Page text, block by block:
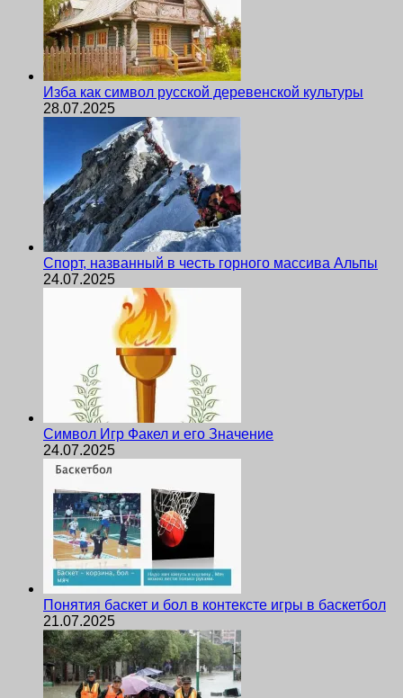
Изба как символ русской деревенской культуры
28.07.2025
Спорт, названный в честь горного массива Альпы
24.07.2025
Символ Игр Факел и его Значение
24.07.2025
Понятия баскет и бол в контексте игры в баскетбол
21.07.2025